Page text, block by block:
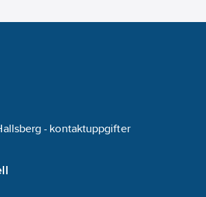
- kontaktuppgifter